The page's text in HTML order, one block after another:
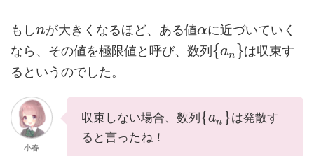
もしnが大きくなるほど、ある値αに近づいていく
なら、その値を極限値と呼び、数列 {an }は収束す
るというのでした。
小春
収束しない場合、数列 {an }は発散す
ると言ったね！